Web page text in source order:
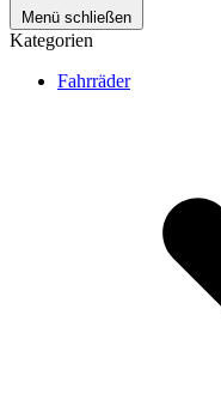
Menü schließen
Kategorien
Fahrräder